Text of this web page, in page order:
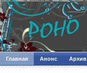
Главная Анонс Архив